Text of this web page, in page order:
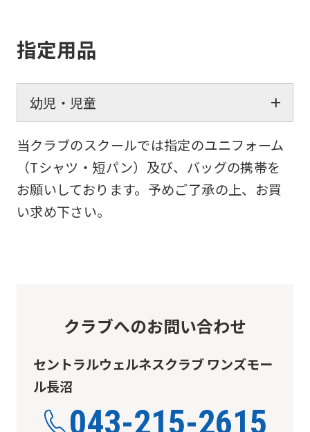
指定用品
幼児・児童
当クラブのスクールでは指定のユニフォーム
（Tシャツ・短パン）及び、バッグの携帯を
お願いしております。予めご了承の上、お買
い求め下さい。
クラブへのお問い合わせ
セントラルウェルネスクラブ ワンズモー
ル長沼
043-215-2615